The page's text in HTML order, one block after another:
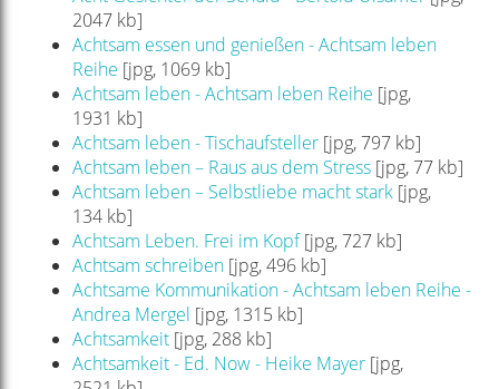
2047 kb]
Achtsam essen und genießen - Achtsam leben
Reihe [jpg, 1069 kb]
Achtsam leben - Achtsam leben Reihe [jpg,
1931 kb]
Achtsam leben - Tischaufsteller[jpg, 797 kb]
Achtsam leben – Raus aus dem Stress[jpg, 77 kb]
Achtsam leben – Selbstliebe macht stark[jpg,
134 kb]
Achtsam Leben. Frei im Kopf[jpg, 727 kb]
Achtsam schreiben[jpg, 496 kb]
Achtsame Kommunikation - Achtsam leben Reihe -
Andrea Mergel [jpg, 1315 kb]
Achtsamkeit[jpg, 288 kb]
Achtsamkeit - Ed. Now - Heike Mayer[jpg,